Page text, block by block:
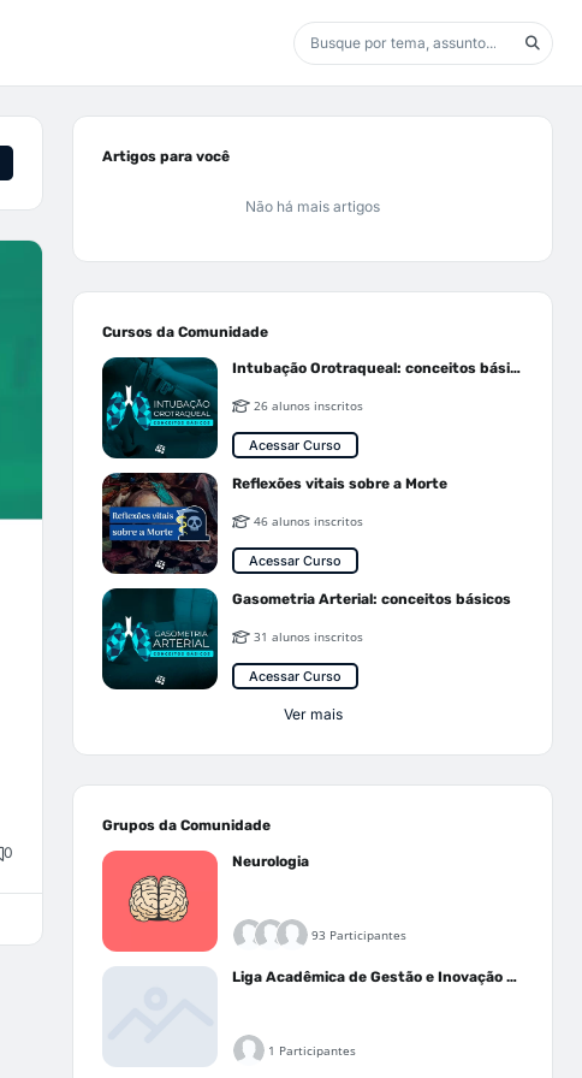
0
Artigos para você
Não há mais artigos
Cursos da Comunidade
Intubação Orotraqueal: conceitos básicos
26 alunos inscritos
Acessar Curso
Reflexões vitais sobre a Morte
46 alunos inscritos
Acessar Curso
Gasometria Arterial: conceitos básicos
31 alunos inscritos
Acessar Curso
Ver mais
Grupos da Comunidade
Neurologia
93 Participantes
Liga Acadêmica de Gestão e Inovação Médica - LAGIM
1 Participantes